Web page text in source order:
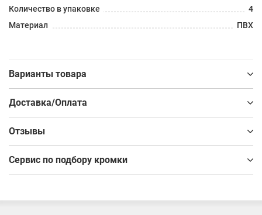
Количество в упаковке
4
Материал
ПВХ
Варианты товара
Доставка/Оплата
Отзывы
Сервис по подбору кромки